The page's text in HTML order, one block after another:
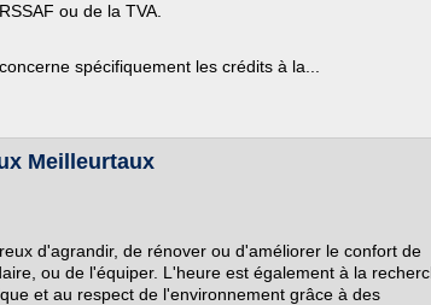
ou de la TVA.
spécifiquement les crédits à la...
Meilleurtaux
d'agrandir, de rénover ou d'améliorer le confort de
ou de l'équiper. L'heure est également à la
et au respect de l'environnement grâce à des